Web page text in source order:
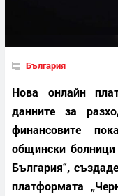
България
Нова онлайн
данните за
финансовите
общински
България“,
платформата